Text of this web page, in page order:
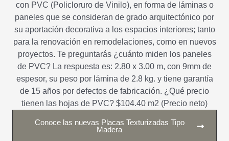
con PVC (Policloruro de Vinilo), en forma de láminas o
paneles que se consideran de grado arquitectónico por
su aportación decorativa a los espacios interiores; tanto
para la renovación en remodelaciones, como en nuevos
proyectos. Te preguntarás ¿cuánto miden los paneles
de PVC? La respuesta es: 2.80 x 3.00 m, con 9mm de
espesor, su peso por lámina de 2.8 kg. y tiene garantía
de 15 años por defectos de fabricación. ¿Qué precio
tienen las hojas de PVC? $104.40 m2 (Precio neto)
Conoce las nuevas Placas Texturizadas Tipo
Madera